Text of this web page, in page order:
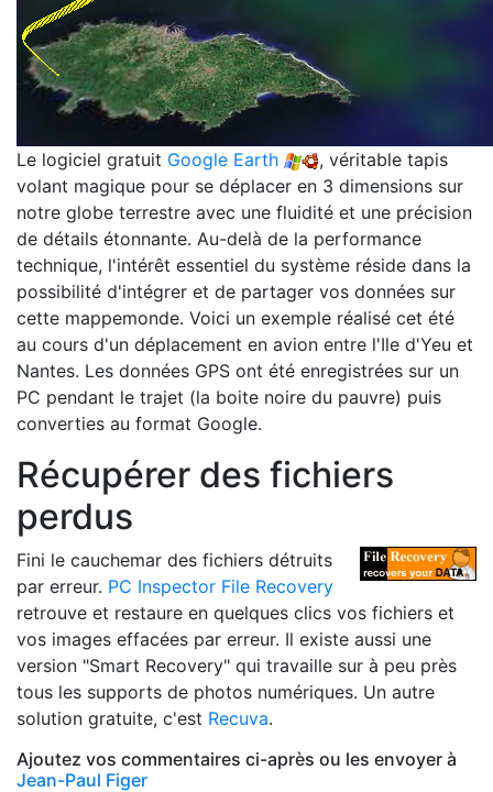
Le logiciel gratuit Google Earth
, véritable tapis
volant magique pour se déplacer en 3 dimensions sur
notre globe terrestre avec une fluidité et une précision
de détails étonnante. Au-delà de la performance
technique, l'intérêt essentiel du système réside dans la
possibilité d'intégrer et de partager vos données sur
cette mappemonde. Voici un exemple réalisé cet été
au cours d'un déplacement en avion entre l'Ile d'Yeu et
Nantes. Les données GPS ont été enregistrées sur un
PC pendant le trajet (la boite noire du pauvre) puis
converties au format Google.
Récupérer des fichiers
perdus
Fini le cauchemar des fichiers détruits
par erreur. PC Inspector File Recovery
retrouve et restaure en quelques clics vos fichiers et
vos images effacées par erreur. Il existe aussi une
version "Smart Recovery" qui travaille sur à peu près
tous les supports de photos numériques. Un autre
solution gratuite, c'est Recuva.
Ajoutez vos commentaires ci-après ou les envoyer à
Jean-Paul Figer